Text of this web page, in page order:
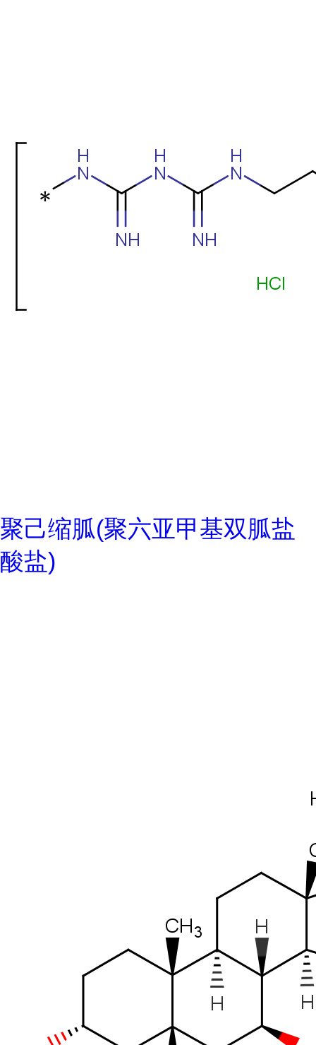
聚己缩胍(聚六亚甲基双胍盐
酸盐)